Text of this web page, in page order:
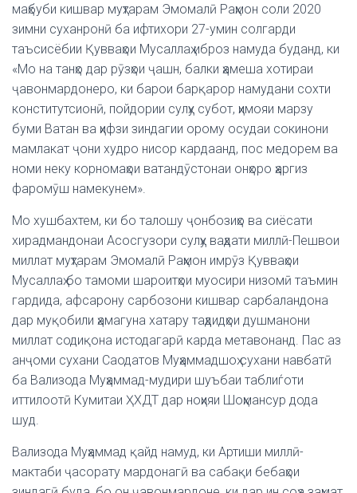
маҳбуби кишвар муҳтарам Эмомалӣ Раҳмон соли 2020
зимни суханронӣ ба ифтихори 27-умин солгарди
таъсисёбии Қувваҳои Мусаллаҳ иброз намуда буданд, ки
«Мо на танҳо дар рӯзҳои ҷашн, балки ҳамеша хотираи
ҷавонмардонеро, ки барои барқарор намудани сохти
конститутсионӣ, пойдории сулҳу субот, ҳимояи марзу
буми Ватан ва ҳифзи зиндагии орому осудаи сокинони
мамлакат ҷони худро нисор кардаанд, пос медорем ва
номи неку корномаҳои ватандӯстонаи онҳоро ҳаргиз
фаромӯш намекунем».
Мо хушбахтем, ки бо талошу ҷонбозиҳо ва сиёсати
хирадмандонаи Асосгузори сулҳу ваҳдати миллӣ-Пешвои
миллат муҳтарам Эмомалӣ Раҳмон имрӯз Қувваҳои
Мусаллаҳ бо тамоми шароитҳои муосири низомӣ таъмин
гардида, афсарону сарбозони кишвар сарбаландона
дар муқобили ҳамагуна хатару таҳдидҳои душманони
миллат содиқона истодагарӣ карда метавонанд. Пас аз
анҷоми сухани Саодатов Муҳаммадшоҳ сухани навбатӣ
ба Вализода Муҳаммад-мудири шуъбаи таблиѓоти
иттилоотӣ Кумитаи ҲХДТ дар ноҳияи Шоҳмансур дода
шуд.
Вализода Муҳаммад қайд намуд, ки Артиши миллӣ-
мактаби ҷасорату мардонагӣ ва сабақи бебаҳои